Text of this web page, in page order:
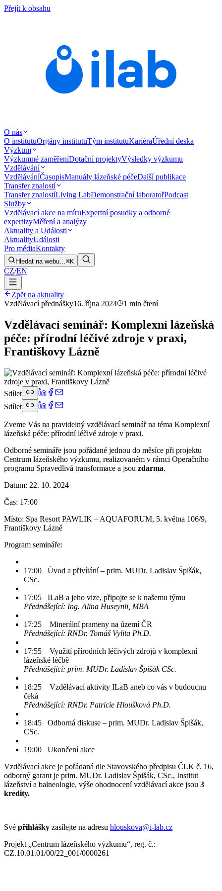
Přejít k obsahu
O nás
O institutuOrgány institutuTým institutuKariéraÚřední deska
Výzkum
Výzkumné zaměřeníDotační projektyVýsledky výzkumu
Vzdělávání
VzděláváníČasopisManuály lázeňské péčeDalší publikace
Transfer znalostí
Transfer znalostíLiving LabDemonstrační laboratořPodcast
Služby
Vzdělávací akce na míruExpertní posudky a odborné
expertizyMěření a analýzy
Aktuality a Události
AktualityUdálosti
Pro médiaKontakty
Hledat na webu…⌘K
CZ/EN
Zpět na aktuality
Vzdělávací přednášky16. října 2024 1 min čtení
Vzdělávací seminář: Komplexní lázeňská
péče: přírodní léčivé zdroje v praxi,
Františkovy Lázně
Sdílet
Sdílet
Zveme Vás na pravidelný vzdělávací seminář na téma Komplexní
lázeňská péče: přírodní léčivé zdroje v praxi.
Odborné semináře jsou pořádané jednou do měsíce při projektu
Centrum lázeňského výzkumu, realizovaném v rámci Operačního
programu Spravedlivá transformace a jsou zdarma.
Datum: 22. 10. 2024
Čas: 17:00
Místo: Spa Resort PAWLIK – AQUAFORUM, 5. května 106/9,
Františkovy Lázně
Program semináře:
17:00 Úvod a přivítání – prim. MUDr. Ladislav Špišák,
CSc.
17:05 ILaB a jeho vize, připojte se k našemu týmu
Přednášející: Ing. Alina Huseynli, MBA
17:25 Minerální prameny na území ČR
Přednášející: RNDr. Tomáš Vylita Ph.D.
17:55 Využití přírodních léčivých zdrojů v komplexní
lázeňské léčbě
Přednášející: prim. MUDr. Ladislav Špišák CSc.
18:25 Vzdělávací aktivity ILaB aneb co vás v budoucnu
čeká
Přednášející: RNDr. Patricie Hloušková Ph.D.
18:45 Odborná diskuse – prim. MUDr. Ladislav Špišák,
CSc.
19:00 Ukončení akce
Vzdělávací akce je pořádaná dle Stavovského předpisu ČLK č. 16,
odborný garant je prim. MUDr. Ladislav Špišák, CSc., Institut
lázeňství a balneologie, výše ohodnocení vzdělávací akce jsou 3
kredity.
Své přihlášky zasílejte na adresu hlouskova@i-lab.cz
Projekt „Centrum lázeňského výzkumu“, reg. č.:
CZ.10.01.01/00/22_001/0000261